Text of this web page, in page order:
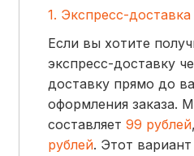
1. Экспресс-
Если вы хотите
экспресс-доставку
доставку прямо до
оформления заказа.
составляет 99 рублей
рублей. Этот